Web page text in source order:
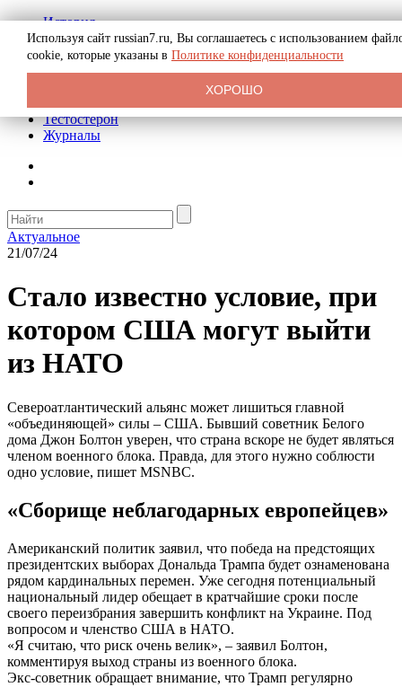
История
Биография
Криминал
Реклама на сайте
Тестостерон
Журналы
Актуальное
21/07/24
Стало известно условие, при
котором США могут выйти
из НАТО
Североатлантический альянс может лишиться главной
«объединяющей» силы – США. Бывший советник Белого
дома Джон Болтон уверен, что страна вскоре не будет являться
членом военного блока. Правда, для этого нужно соблюсти
одно условие, пишет MSNBC.
«Сборище неблагодарных европейцев»
Американский политик заявил, что победа на предстоящих
президентских выборах Дональда Трампа будет ознаменована
рядом кардинальных перемен. Уже сегодня потенциальный
национальный лидер обещает в кратчайшие сроки после
своего переизбрания завершить конфликт на Украине. Под
вопросом и членство США в НАТО.
«Я считаю, что риск очень велик», – заявил Болтон,
комментируя выход страны из военного блока.
Экс-советник обращает внимание, что Трамп регулярно
Используя сайт russian7.ru, Вы соглашаетесь с использованием
cookie, которые указаны в Политике конфиденциальности
ХОРОШО